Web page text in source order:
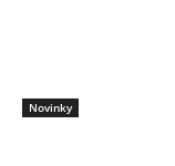
Novinky